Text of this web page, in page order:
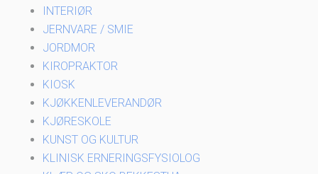
INTERIØR
JERNVARE / SMIE
JORDMOR
KIROPRAKTOR
KIOSK
KJØKKENLEVERANDØR
KJØRESKOLE
KUNST OG KULTUR
KLINISK ERNERINGSFYSIOLOG